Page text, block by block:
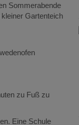
Sommerabende
Gartenteich
zu Fuß zu
Eine Schule